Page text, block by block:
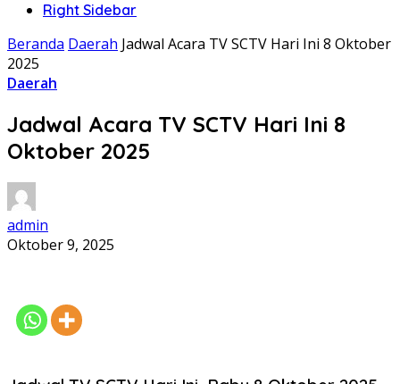
Right Sidebar
Beranda Daerah Jadwal Acara TV SCTV Hari Ini 8 Oktober
2025
Daerah
Jadwal Acara TV SCTV Hari Ini 8
Oktober 2025
admin
Oktober 9, 2025